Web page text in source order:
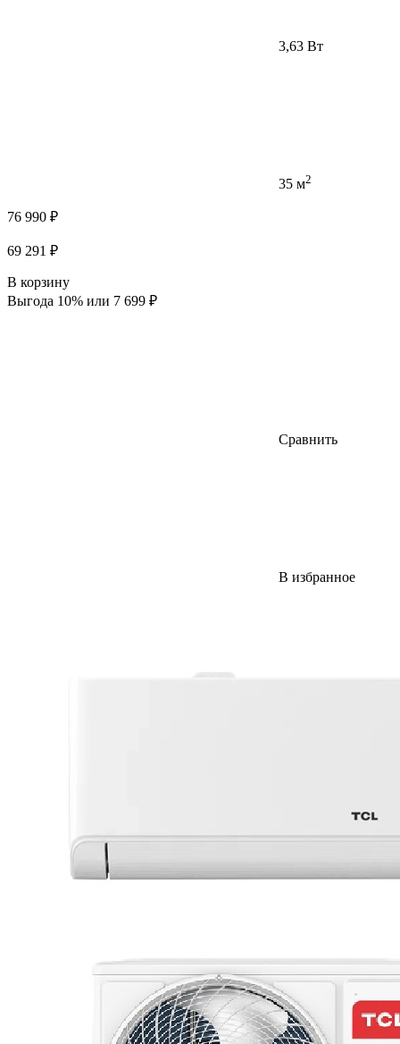
3,63 Вт
35 м2
76 990 ₽
69 291 ₽
В корзину
Выгода 10% или 7 699 ₽
Сравнить
В избранное